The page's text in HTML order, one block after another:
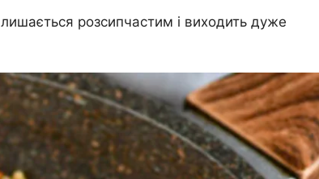
розсипчастим і виходить дуже